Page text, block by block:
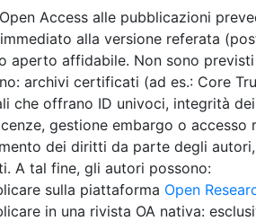
Access alle pubblicazioni
alla versione referata
aperto affidabile. Non sono
archivi certificati (ad es.: Core
che offrano ID univoci, integrità
gestione embargo o accesso
dei diritti da parte degli
A tal fine, gli autori possono:
sulla piattaforma Open
in una rivista OA nativa: